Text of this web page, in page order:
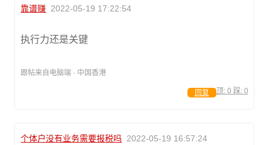
靠谱赚 2022-05-19 17:22:54
执行力还是关键
跟帖来自电脑端 · 中国香港
顶: 0 踩: 0
回复
个体户没有业务需要报税吗 2022-05-19 16:57:24